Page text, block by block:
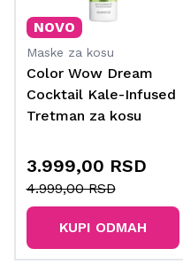
NOVO
Maske za kosu
Color Wow Dream
Cocktail Kale-Infused
Tretman za kosu
3.999,00 RSD
4.999,00 RSD
KUPI ODMAH